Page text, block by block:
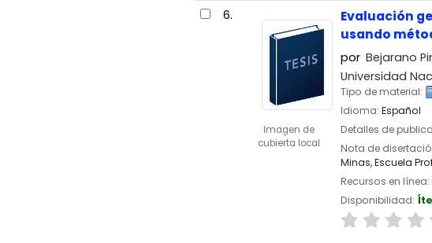
6.
Imagen de
cubierta local
Evaluación
usando
por Bejarano
Universidad
Tipo de material:
Idioma: Español
Detalles de
Nota de
Minas, Escuela
Recursos en línea:
Disponibilidad: